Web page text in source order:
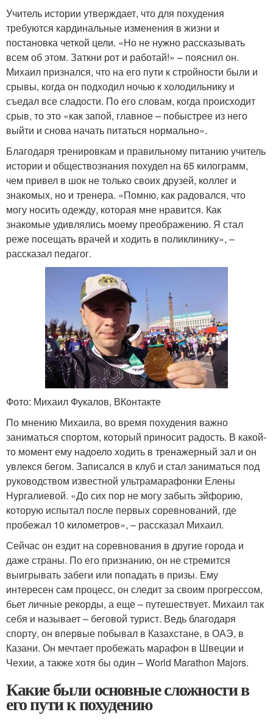
Учитель истории утверждает, что для похудения
требуются кардинальные изменения в жизни и
постановка четкой цели. «Но не нужно рассказывать
всем об этом. Заткни рот и работай!» – пояснил он.
Михаил признался, что на его пути к стройности были и
срывы, когда он подходил ночью к холодильнику и
съедал все сладости. По его словам, когда происходит
срыв, то это «как запой, главное – побыстрее из него
выйти и снова начать питаться нормально».
Благодаря тренировкам и правильному питанию учитель
истории и обществознания похудел на 65 килограмм,
чем привел в шок не только своих друзей, коллег и
знакомых, но и тренера. «Помню, как радовался, что
могу носить одежду, которая мне нравится. Как
знакомые удивлялись моему преображению. Я стал
реже посещать врачей и ходить в поликлинику», –
рассказал педагог.
Фото: Михаил Фукалов, ВКонтакте
По мнению Михаила, во время похудения важно
заниматься спортом, который приносит радость. В какой-
то момент ему надоело ходить в тренажерный зал и он
увлекся бегом. Записался в клуб и стал заниматься под
руководством известной ультрамарафонки Елены
Нургалиевой. «До сих пор не могу забыть эйфорию,
которую испытал после первых соревнований, где
пробежал 10 километров», – рассказал Михаил.
Сейчас он ездит на соревнования в другие города и
даже страны. По его признанию, он не стремится
выигрывать забеги или попадать в призы. Ему
интересен сам процесс, он следит за своим прогрессом,
бьет личные рекорды, а еще – путешествует. Михаил так
себя и называет – беговой турист. Ведь благодаря
спорту, он впервые побывал в Казахстане, в ОАЭ, в
Казани. Он мечтает пробежать марафон в Швеции и
Чехии, а также хотя бы один – World Marathon Majors.
Какие были основные сложности в
его пути к похудению